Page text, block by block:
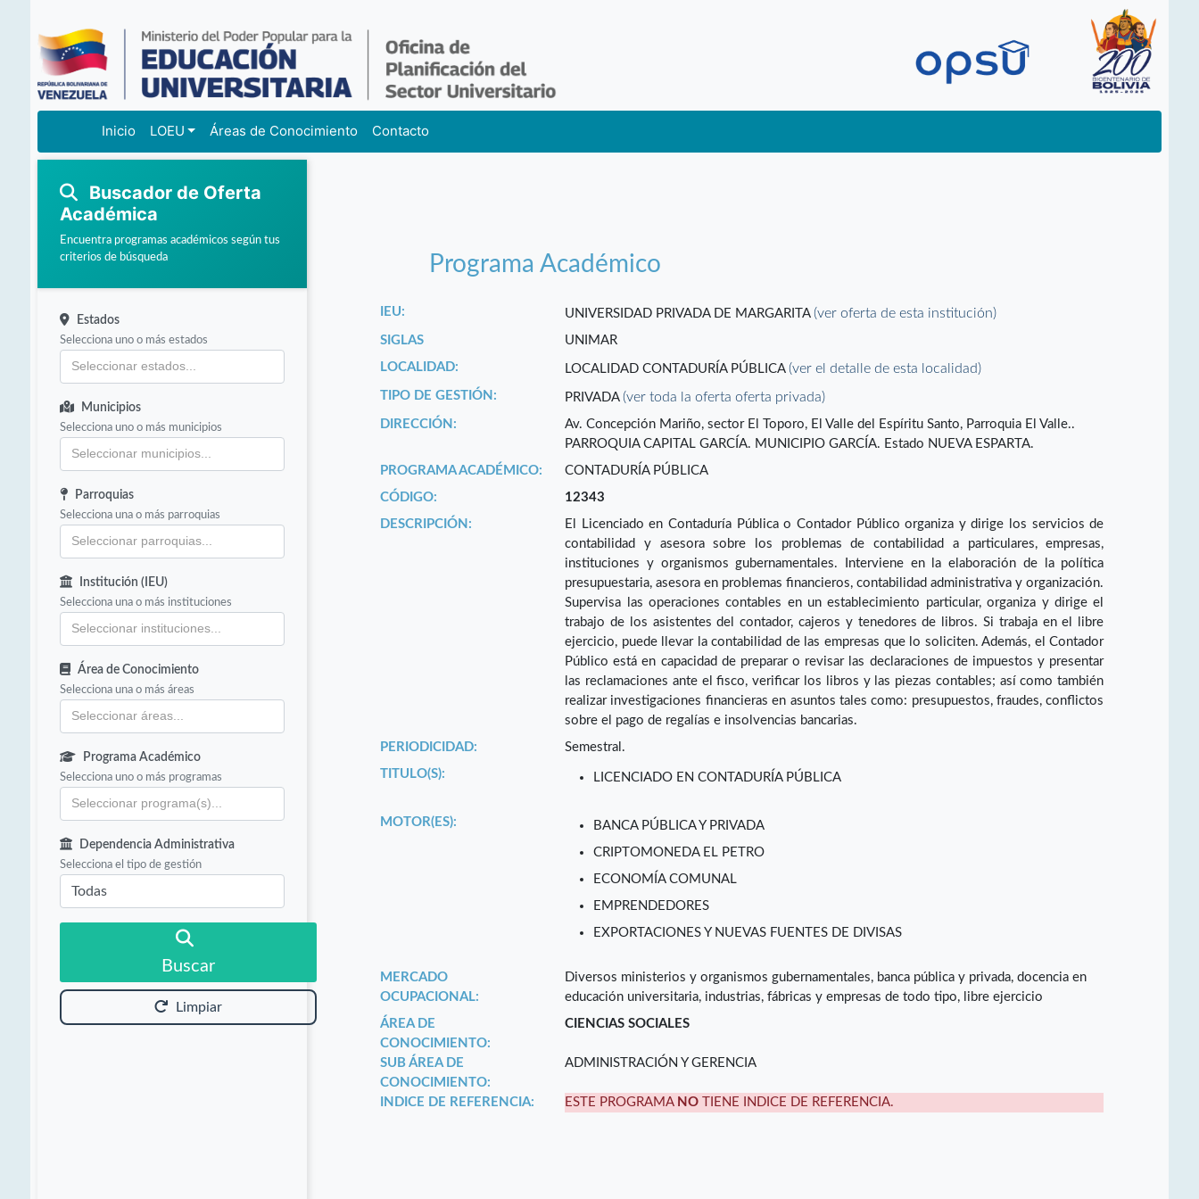
Inicio LOEU Áreas de Conocimiento Contacto
Buscador de Oferta
Académica
Encuentra programas académicos según tus
criterios de búsqueda
Estados
Selecciona uno o más estados
Municipios
Selecciona uno o más municipios
Parroquias
Selecciona una o más parroquias
Institución (IEU)
Selecciona una o más instituciones
Área de Conocimiento
Selecciona una o más áreas
Programa Académico
Selecciona uno o más programas
Dependencia Administrativa
Selecciona el tipo de gestión
Buscar
Limpiar
Programa Académico
IEU: UNIVERSIDAD PRIVADA DE MARGARITA(ver oferta de esta institución)
SIGLAS
UNIMAR
LOCALIDAD:
LOCALIDAD CONTADURÍA PÚBLICA(ver el detalle de esta localidad)
TIPO DE GESTIÓN: PRIVADA(ver toda la oferta oferta privada)
DIRECCIÓN:
Av. Concepción Mariño, sector El Toporo, El Valle del Espíritu Santo, Parroquia El Valle..
PARROQUIA CAPITAL GARCÍA. MUNICIPIO GARCÍA. Estado NUEVA ESPARTA.
PROGRAMA ACADÉMICO:
CONTADURÍA PÚBLICA
CÓDIGO:
12343
DESCRIPCIÓN:
El Licenciado en Contaduría Pública o Contador Público organiza y dirige los servicios de
contabilidad y asesora sobre los problemas de contabilidad a particulares, empresas,
instituciones y organismos gubernamentales. Interviene en la elaboración de la política
presupuestaria, asesora en problemas financieros, contabilidad administrativa y organización.
Supervisa las operaciones contables en un establecimiento particular, organiza y dirige el
trabajo de los asistentes del contador, cajeros y tenedores de libros. Si trabaja en el libre
ejercicio, puede llevar la contabilidad de las empresas que lo soliciten. Además, el Contador
Público está en capacidad de preparar o revisar las declaraciones de impuestos y presentar
las reclamaciones ante el fisco, verificar los libros y las piezas contables; así como también
realizar investigaciones financieras en asuntos tales como: presupuestos, fraudes, conflictos
sobre el pago de regalías e insolvencias bancarias.
PERIODICIDAD:
Semestral.
TITULO(S):
LICENCIADO EN CONTADURÍA PÚBLICA
MOTOR(ES):
BANCA PÚBLICA Y PRIVADA
CRIPTOMONEDA EL PETRO
ECONOMÍA COMUNAL
EMPRENDEDORES
EXPORTACIONES Y NUEVAS FUENTES DE DIVISAS
MERCADO
OCUPACIONAL:
Diversos ministerios y organismos gubernamentales, banca pública y privada, docencia en
educación universitaria, industrias, fábricas y empresas de todo tipo, libre ejercicio
ÁREA DE
CONOCIMIENTO:
CIENCIAS SOCIALES
SUB ÁREA DE
CONOCIMIENTO:
ADMINISTRACIÓN Y GERENCIA
INDICE DE REFERENCIA: ESTE PROGRAMA NO TIENE INDICE DE REFERENCIA.